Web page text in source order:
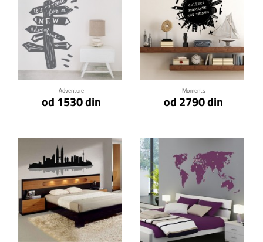
Adventure
od 1530 din
Klikni za detalje
Moments
od 2790 din
Klikni za detalje
Klikni za detalje Klikni za detalje